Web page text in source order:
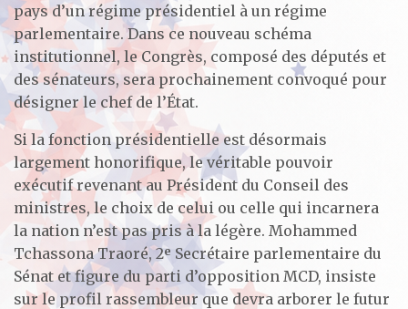
pays d’un régime présidentiel à un régime
parlementaire. Dans ce nouveau schéma
institutionnel, le Congrès, composé des députés et
des sénateurs, sera prochainement convoqué pour
désigner le chef de l’État.
Si la fonction présidentielle est désormais
largement honorifique, le véritable pouvoir
exécutif revenant au Président du Conseil des
ministres, le choix de celui ou celle qui incarnera
la nation n’est pas pris à la légère. Mohammed
Tchassona Traoré, 2ᵉ Secrétaire parlementaire du
Sénat et figure du parti d’opposition MCD, insiste
sur le profil rassembleur que devra arborer le futur